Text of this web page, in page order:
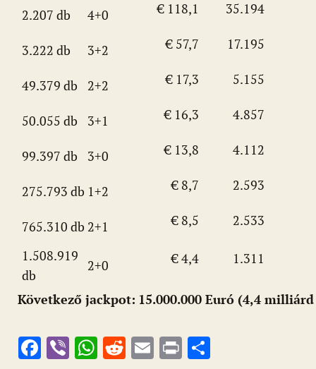
2.207 db 4+0 € 118,1 35.194
3.222 db 3+2 € 57,7 17.195
49.379 db 2+2 € 17,3 5.155
50.055 db 3+1 € 16,3 4.857
99.397 db 3+0 € 13,8 4.112
275.793 db 1+2 € 8,7 2.593
765.310 db 2+1 € 8,5 2.533
1.508.919
db
2+0 € 4,4 1.311
Következő jackpot: 15.000.000 Euró (4,4
F Vi W R E Pr